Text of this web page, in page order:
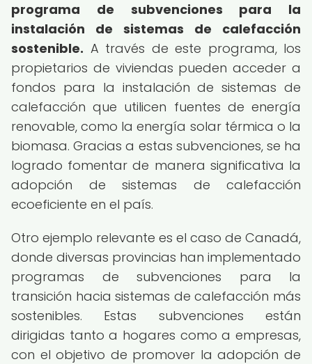
programa de subvenciones para la
instalación de sistemas de calefacción
sostenible. A través de este programa, los
propietarios de viviendas pueden acceder a
fondos para la instalación de sistemas de
calefacción que utilicen fuentes de energía
renovable, como la energía solar térmica o la
biomasa. Gracias a estas subvenciones, se ha
logrado fomentar de manera significativa la
adopción de sistemas de calefacción
ecoeficiente en el país.
Otro ejemplo relevante es el caso de Canadá,
donde diversas provincias han implementado
programas de subvenciones para la
transición hacia sistemas de calefacción más
sostenibles. Estas subvenciones están
dirigidas tanto a hogares como a empresas,
con el objetivo de promover la adopción de